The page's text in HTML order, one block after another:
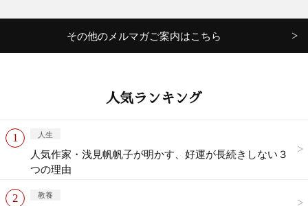
その他のメルマガご案内はこちら
人気ランキング
人生
人気作家・浅見帆帆子が明かす、好運が長続きしない３
つの理由
教養